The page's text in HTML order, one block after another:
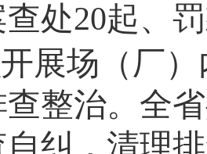
处20起、
展场（厂
整治。全
纠，清理